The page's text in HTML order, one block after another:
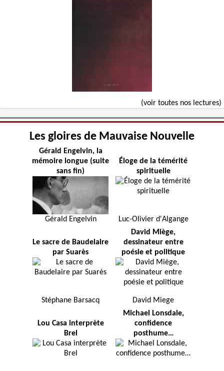
(voir toutes nos lectures)
Les gloires de Mauvaise Nouvelle
Gérald Engelvin, la
mémoire longue (suite
sans fin)
Gérald Engelvin
Éloge de la témérité
spirituelle
Luc-Olivier d'Algange
Le sacre de Baudelaire
par Suarès
Stéphane Barsacq
David Miège,
dessinateur entre
poésie et politique
David Miege
Lou Casa interprète
Brel
Michael Lonsdale,
confidence
posthume…